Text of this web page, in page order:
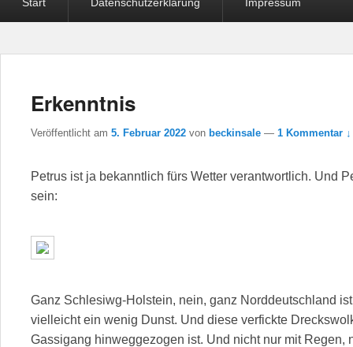
Menü
Erkenntnis
Veröffentlicht am 5. Februar 2022 von beckinsale — 1 Kommentar ↓
Petrus ist ja bekanntlich fürs Wetter verantwortlich. Und
sein:
Ganz Schlesiwg-Holstein, nein, ganz Norddeutschland
vielleicht ein wenig Dunst. Und diese verfickte
Gassigang hinweggezogen ist. Und nicht nur mit